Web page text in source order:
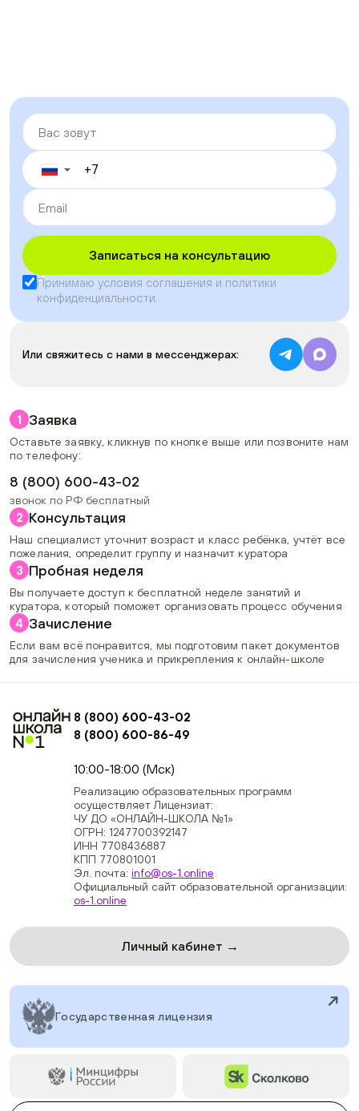
▼
Записаться на консультацию
Принимаю условия соглашения и политики
конфиденциальности.
Или свяжитесь с нами в мессенджерах:
1 Заявка
Оставьте заявку, кликнув по кнопке выше или позвоните нам
по телефону:
8 (800) 600-43-02
звонок по РФ бесплатный
2 Консультация
Наш специалист уточнит возраст и класс ребёнка, учтёт все
пожелания, определит группу и назначит куратора
3 Пробная неделя
Вы получаете доступ к бесплатной неделе занятий и
куратора, который поможет организовать процесс обучения
4 Зачисление
Если вам всё понравится, мы подготовим пакет документов
для зачисления ученика и прикрепления к онлайн-школе
8 (800) 600-43-02
8 (800) 600-86-49
10:00-18:00 (Мск)
Реализацию образовательных программ
осуществляет Лицензиат:
ЧУ ДО «ОНЛАЙН-ШКОЛА №1»
ОГРН: 1247700392147
ИНН 7708436887
КПП 770801001
Эл. почта: info@os-1.online
Официальный сайт образовательной организации:
os-1.online
Личный кабинет →
Государственная лицензия